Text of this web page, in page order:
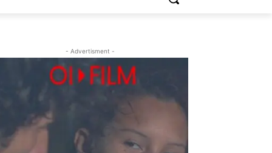
- Advertisment -